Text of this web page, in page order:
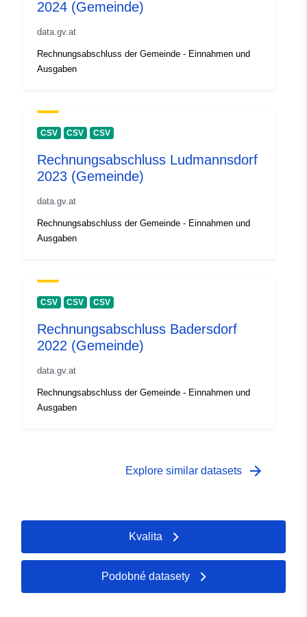
2024 (Gemeinde)
data.gv.at
Rechnungsabschluss der Gemeinde - Einnahmen und
Ausgaben
CSV CSV CSV
Rechnungsabschluss Ludmannsdorf
2023 (Gemeinde)
data.gv.at
Rechnungsabschluss der Gemeinde - Einnahmen und
Ausgaben
CSV CSV CSV
Rechnungsabschluss Badersdorf
2022 (Gemeinde)
data.gv.at
Rechnungsabschluss der Gemeinde - Einnahmen und
Ausgaben
Explore similar datasets arrow_forward
Kvalita
Podobné datasety